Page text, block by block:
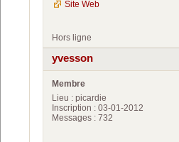
Site Web
Hors ligne
yvesson
Membre
Lieu : picardie
Inscription : 03-01-2012
Messages : 732